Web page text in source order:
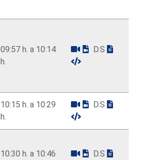
09:57 h. a 10:14
h.
D.S
10:15 h. a 10:29
h.
D.S
10:30 h. a 10:46
D.S